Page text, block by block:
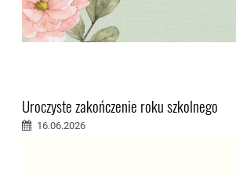
Uroczyste zakończenie roku szkolnego
16.06.2026